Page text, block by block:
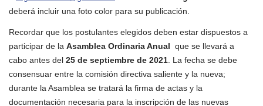
deberá incluir una foto color para su publicación.
Recordar que los postulantes elegidos deben estar dispuestos a
participar de la Asamblea Ordinaria Anual que se llevará a
cabo antes del 25 de septiembre de 2021 . La fecha se debe
consensuar entre la comisión directiva saliente y la nueva;
durante la Asamblea se tratará la firma de actas y la
documentación necesaria para la inscripción de las nuevas